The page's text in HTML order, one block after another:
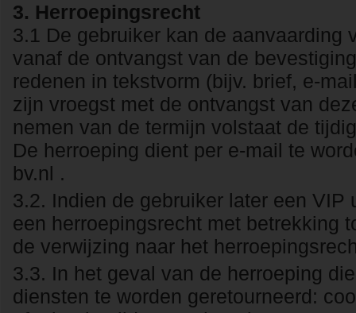
3. Herroepingsrecht
3.1 De gebruiker kan de aanvaarding
vanaf de ontvangst van de
redenen in tekstvorm (bijv. brief, e-
zijn vroegst met de ontvangst van
nemen van de termijn volstaat de
De herroeping dient per e-mail te
bv.nl .
3.2. Indien de gebruiker later een
een herroepingsrecht met betrekking
de verwijzing naar het
3.3. In het geval van de herroeping
diensten te worden geretourneerd: